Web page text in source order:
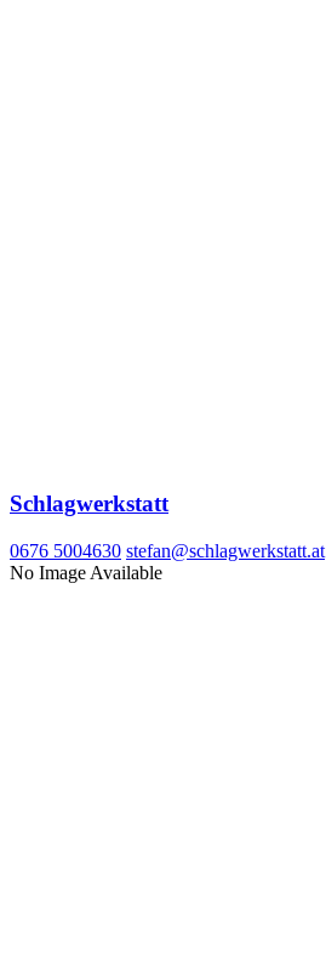
Schlagwerkstatt
0676 5004630 stefan@schlagwerkstatt.at
No Image Available